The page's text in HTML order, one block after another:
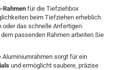
Rahmen für die Tiefziehbox
beim Tiefziehen erheblich.
oder das schnelle Anfertigen
passenden Rahmen arbeiten Sie
sorgt für ein
und ermöglicht saubere, präzise